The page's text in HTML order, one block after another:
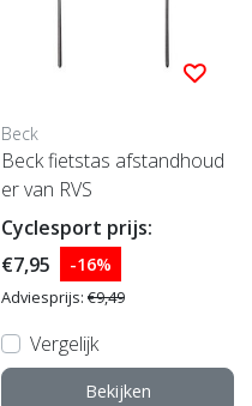
Beck
Beck fietstas afstandhoud
er van RVS
Cyclesport prijs:
€7,95
-16%
Adviesprijs: €9,49
Vergelijk
Bekijken